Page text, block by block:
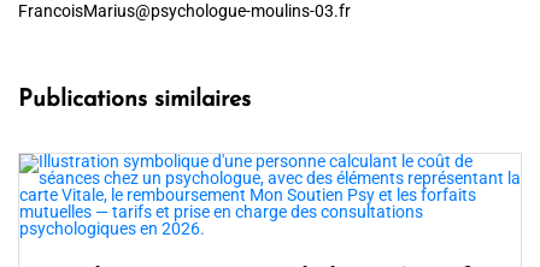
FrancoisMarius@psychologue-moulins-03.fr
Publications similaires